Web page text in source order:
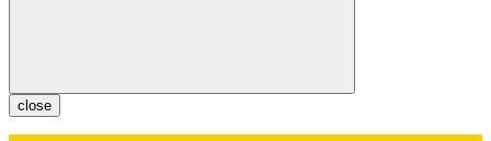
close